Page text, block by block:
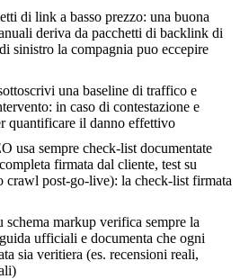
di link a basso prezzo: una buona
deriva da pacchetti di backlink di
sinistro la compagnia puo eccepire
una baseline di traffico e
in caso di contestazione e
quantificare il danno effettivo
usa sempre check-list documentate
firmata dal cliente, test su
crawl post-go-live): la check-list firmata
schema markup verifica sempre la
ufficiali e documenta che ogni
sia veritiera (es. recensioni reali,